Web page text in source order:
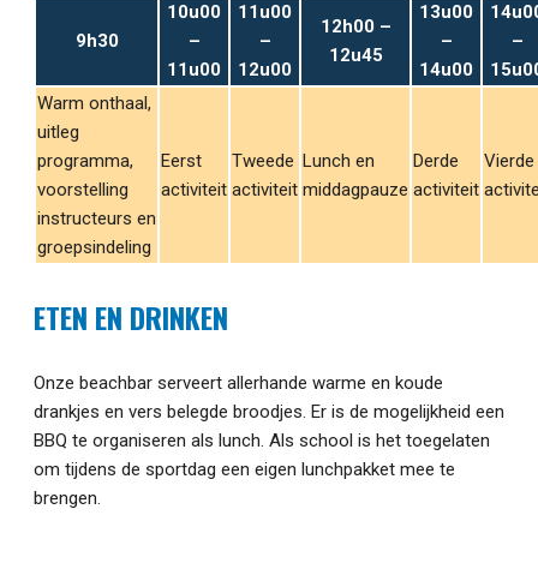
9h30
10u00
–
11u00
11u00
–
12u00
12h00 –
12u45
13u00
–
14u00
–
Warm onthaal,
uitleg
programma,
voorstelling
instructeurs en
groepsindeling
Eerst
activiteit
Tweede
activiteit
Lunch en
middagpauze
Derde
activiteit
Vierde
ETEN EN DRINKEN
Onze beachbar serveert allerhande warme en koude
drankjes en vers belegde broodjes. Er is de mogelijkheid een
BBQ te organiseren als lunch. Als school is het toegelaten
om tijdens de sportdag een eigen lunchpakket mee te
brengen.